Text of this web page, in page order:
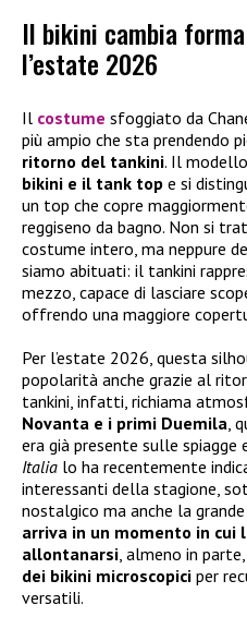
Il bikini cambia
l’estate 2026
Il costume sfoggiato da
più ampio che sta prendendo
ritorno del tankini. Il modello
bikini e il tank top e si
un top che copre
reggiseno da bagno. Non si
costume intero, ma neppure
siamo abituati: il tankini
mezzo, capace di lasciare
offrendo una maggiore
Per l’estate 2026, questa
popolarità anche grazie al
tankini, infatti, richiama
Novanta e i primi Duemila,
era già presente sulle spiagge
Italia lo ha recentemente
interessanti della stagione,
nostalgico ma anche la
arriva in un momento in cui
allontanarsi, almeno in parte,
dei bikini microscopici per
versatili.